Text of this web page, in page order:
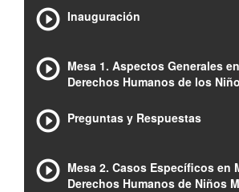
Inauguración
Mesa 1. Aspectos Generales
Derechos Humanos de los
Preguntas y Respuestas
Mesa 2. Casos Específicos en
Derechos Humanos de Niños